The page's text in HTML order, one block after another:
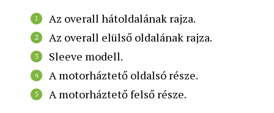
Az overall hátoldalának rajza.
Az overall elülső oldalának rajza.
Sleeve modell.
A motorháztető oldalsó része.
A motorháztető felső része.